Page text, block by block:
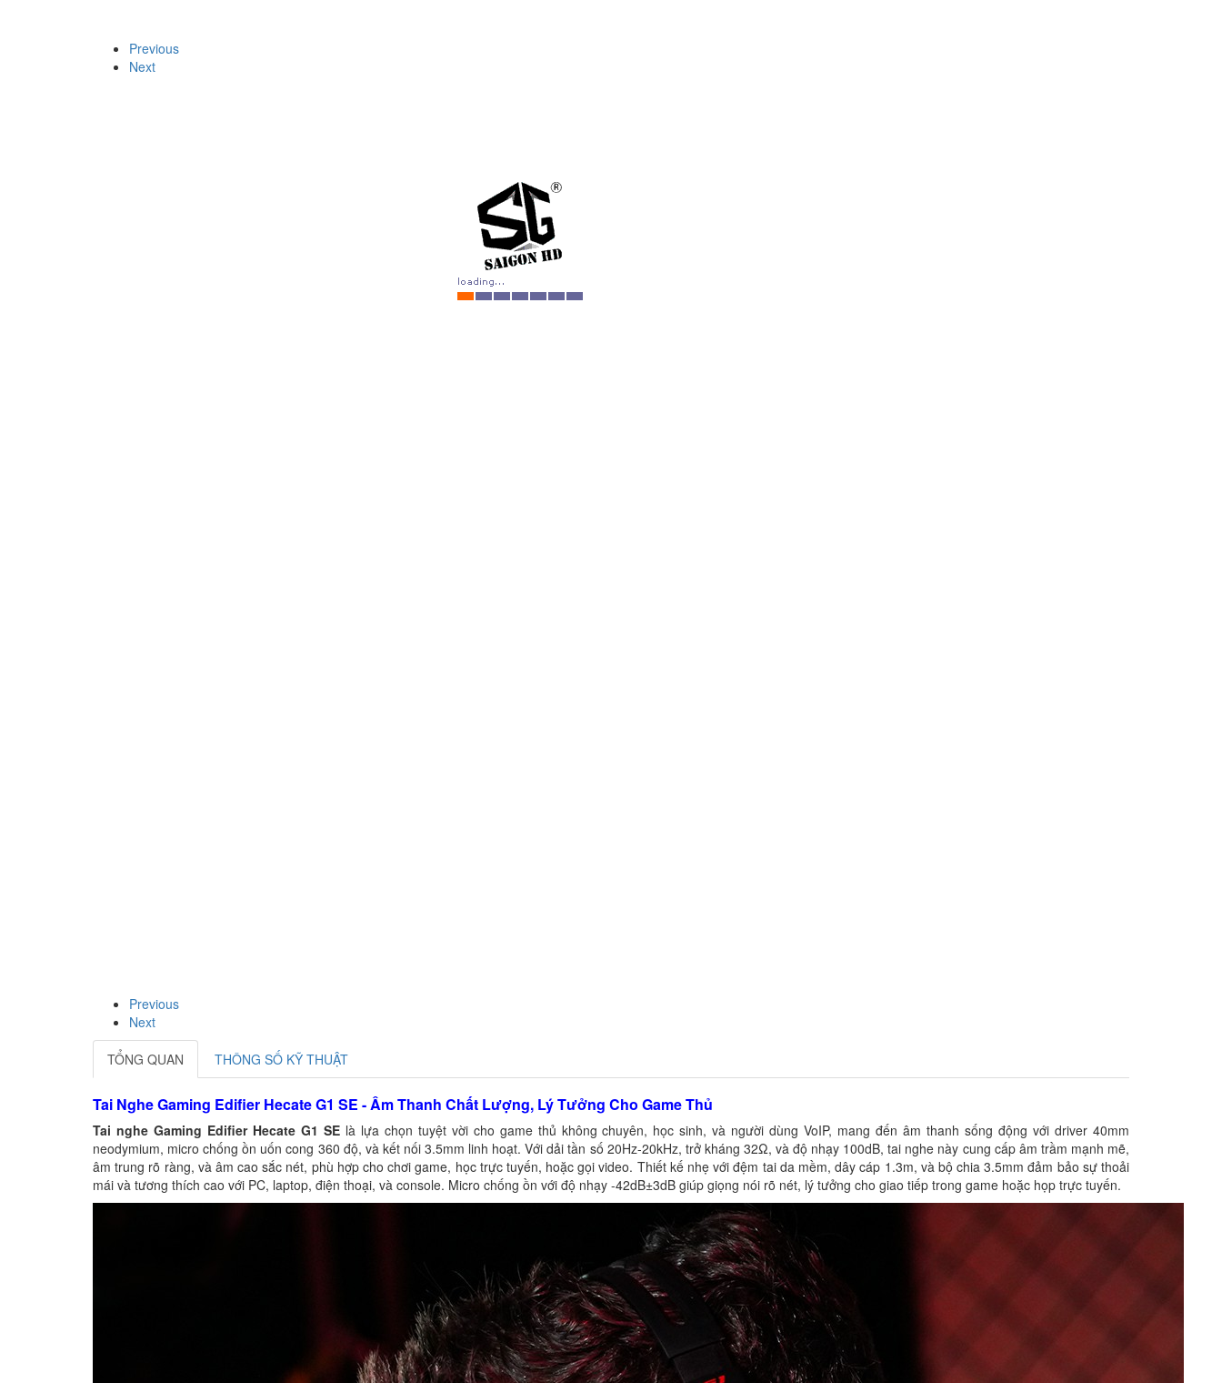
Previous
Next
Previous
Next
TỔNG QUAN THÔNG SỐ KỸ THUẬT
Tai Nghe Gaming Edifier Hecate G1 SE - Âm Thanh Chất Lượng, Lý Tưởng Cho Game Thủ
Tai nghe Gaming Edifier Hecate G1 SElà lựa chọn tuyệt vời cho game thủ không chuyên, học sinh, và người dùng VoIP, mang đến âm thanh sống động với driver 40mm
neodymium, micro chống ồn uốn cong 360 độ, và kết nối 3.5mm linh hoạt. Với dải tần số 20Hz-20kHz, trở kháng 32Ω, và độ nhạy 100dB, tai nghe này cung cấp âm trầm mạnh mẽ,
âm trung rõ ràng, và âm cao sắc nét, phù hợp cho chơi game, học trực tuyến, hoặc gọi video. Thiết kế nhẹ với đệm tai da mềm, dây cáp 1.3m, và bộ chia 3.5mm đảm bảo sự thoải
mái và tương thích cao với PC, laptop, điện thoại, và console. Micro chống ồn với độ nhạy -42dB±3dB giúp giọng nói rõ nét, lý tưởng cho giao tiếp trong game hoặc họp trực tuyến.